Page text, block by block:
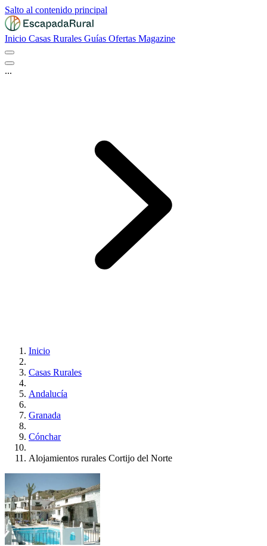
Salto al contenido principal
Inicio Casas Rurales Guías Ofertas Magazine
...
Inicio
Casas Rurales
Andalucía
Granada
Cónchar
Alojamientos rurales Cortijo del Norte